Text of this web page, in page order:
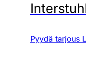
Pyydä tarjous